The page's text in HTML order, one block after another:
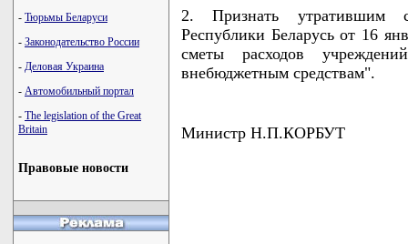
- Тюрьмы Беларуси
- Законодательство России
- Деловая Украина
- Автомобильный портал
- The legislation of the Great
Britain
Правовые новости
2. Признать утратившим
Республики Беларусь от 16
сметы расходов
внебюджетным средствам".
Министр Н.П.КОРБУТ